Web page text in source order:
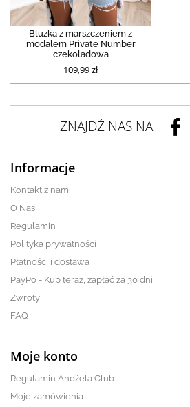
Bluzka z marszczeniem z
modalem Private Number
czekoladowa
109,99 zł
ZNAJDŹ NAS NA
Informacje
Kontakt z nami
O Nas
Regulamin
Polityka prywatności
Płatności i dostawa
PayPo - Kup teraz, zapłać za 30 dni
Zwroty
FAQ
Moje konto
Regulamin Andżela Club
Moje zamówienia